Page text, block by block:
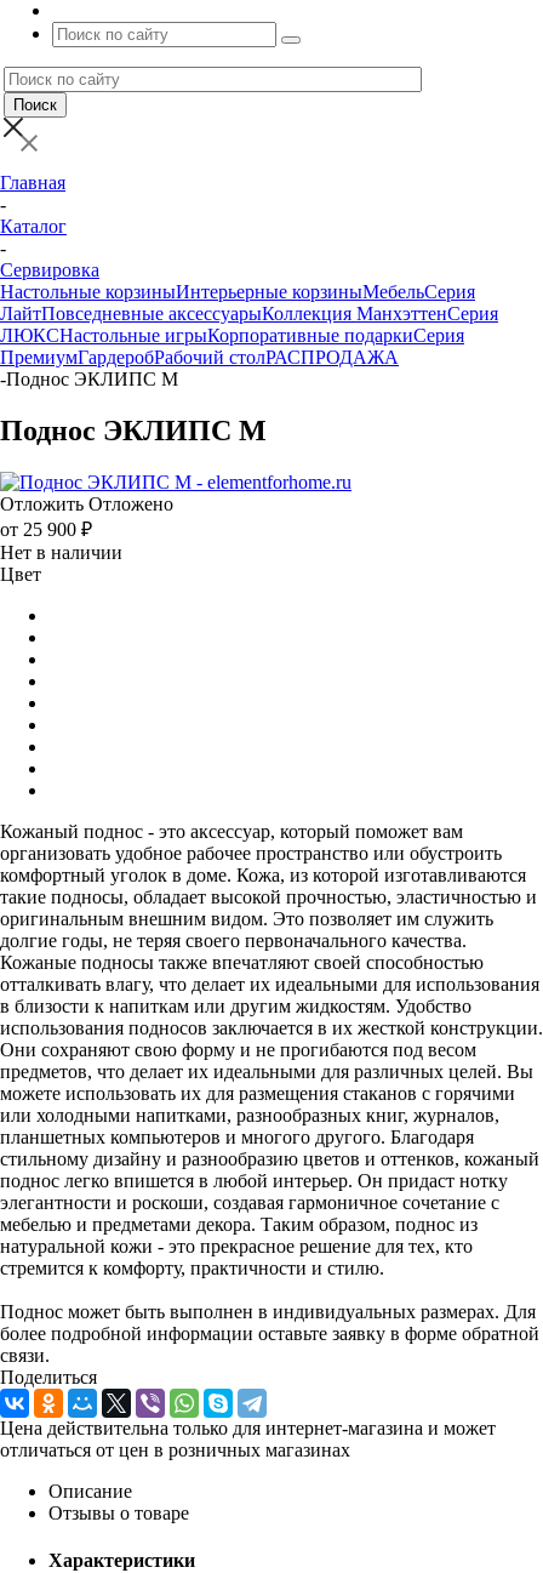
Главная
-
Каталог
-
Сервировка
Настольные корзиныИнтерьерные корзиныМебельСерия
ЛайтПовседневные аксессуарыКоллекция МанхэттенСерия
ЛЮКСНастольные игрыКорпоративные подаркиСерия
ПремиумГардеробРабочий столРАСПРОДАЖА
-Поднос ЭКЛИПС М
Поднос ЭКЛИПС М
Отложить Отложено
от 25 900 ₽
Нет в наличии
Цвет
Кожаный поднос - это аксессуар, который поможет вам
организовать удобное рабочее пространство или обустроить
комфортный уголок в доме. Кожа, из которой изготавливаются
такие подносы, обладает высокой прочностью, эластичностью и
оригинальным внешним видом. Это позволяет им служить
долгие годы, не теряя своего первоначального качества.
Кожаные подносы также впечатляют своей способностью
отталкивать влагу, что делает их идеальными для использования
в близости к напиткам или другим жидкостям. Удобство
использования подносов заключается в их жесткой конструкции.
Они сохраняют свою форму и не прогибаются под весом
предметов, что делает их идеальными для различных целей. Вы
можете использовать их для размещения стаканов с горячими
или холодными напитками, разнообразных книг, журналов,
планшетных компьютеров и многого другого. Благодаря
стильному дизайну и разнообразию цветов и оттенков, кожаный
поднос легко впишется в любой интерьер. Он придаст нотку
элегантности и роскоши, создавая гармоничное сочетание с
мебелью и предметами декора. Таким образом, поднос из
натуральной кожи - это прекрасное решение для тех, кто
стремится к комфорту, практичности и стилю.
Поднос может быть выполнен в индивидуальных размерах. Для
более подробной информации оставьте заявку в форме обратной
связи.
Поделиться
Цена действительна только для интернет-магазина и может
отличаться от цен в розничных магазинах
Описание
Отзывы о товаре
Характеристики